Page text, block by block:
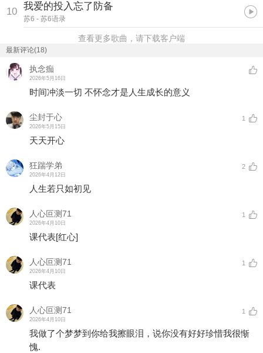
10 我爱的投入忘了防备
苏6 - 苏6语录
查看更多歌曲，请下载客户端
最新评论(18)
执念痂
2026年5月16日
时间冲淡一切 不怀念才是人生成长的意义
尘封于心
2026年5月15日
1
天天开心
狂踹学弟
2026年4月12日
2
人生若只如初见
人心叵测71
2026年4月10日
1
课代表[红心]
人心叵测71
2026年4月10日
1
课代表
人心叵测71
2026年4月10日
1
我做了个梦梦到你给我擦眼泪，说你没有好好珍惜我很惭
愧.